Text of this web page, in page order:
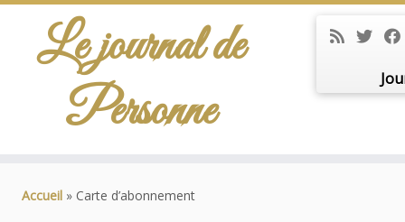
Le journal de
Personne
Accueil » Carte d’abonnement